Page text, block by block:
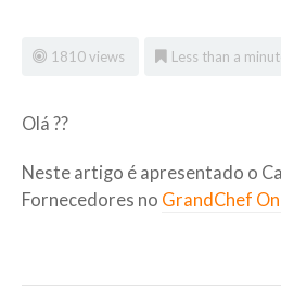
1810 views Less than a
Olá ??
Neste artigo é apresentado o
Fornecedores no GrandChef